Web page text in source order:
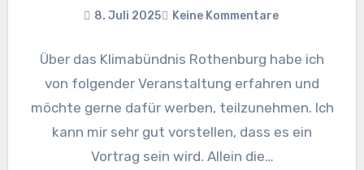
8. Juli 2025 Keine Kommentare
Über das Klimabündnis Rothenburg habe ich
von folgender Veranstaltung erfahren und
möchte gerne dafür werben, teilzunehmen. Ich
kann mir sehr gut vorstellen, dass es ein
Vortrag sein wird. Allein die…